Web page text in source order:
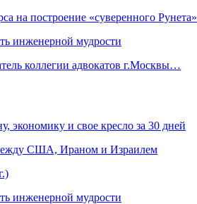
на построение «суверенного
инженерной мудрости
коллегии адвокатов г.Москвы…
экономику и свое кресло за 30 дней
США, Ираном и Израилем
инженерной мудрости